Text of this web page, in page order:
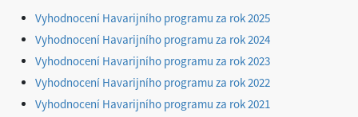
Vyhodnocení Havarijního programu za rok 2025
Vyhodnocení Havarijního programu za rok 2024
Vyhodnocení Havarijního programu za rok 2023
Vyhodnocení Havarijního programu za rok 2022
Vyhodnocení Havarijního programu za rok 2021